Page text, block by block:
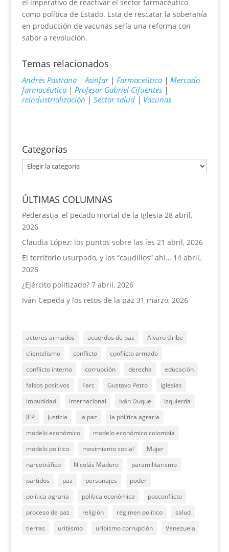
el imperativo de reactivar el sector farmacéutico
como política de Estado. Esta de rescatar la soberanía
en producción de vacunas sería una reforma con
sabor a revolución.
Temas relacionados
Andrés Pastrana|Asinfar| Farmaceútica| Mercado
farmacéutico| Profesor Gabriel Cifuentes|
reindustrialización | Sector salud| Vacunas
Categorías
Categorías
ÚLTIMAS COLUMNAS
Pederastia, el pecado mortal de la Iglesia 28 abril,
2026
Claudia López: los puntos sobre las íes 21 abril, 2026
El territorio usurpado, y los “caudillos” ahí… 14 abril,
2026
¿Ejército politizado? 7 abril, 2026
Iván Cepeda y los retos de la paz 31 marzo, 2026
actores armados acuerdos de paz
Alvaro Uribe
clientelismo
conflicto
conflicto armado
conflicto interno
corrupción derecha
educación
falsos positivos
Farc Gustavo Petro
iglesias
impunidad
internacional Iván Duque
Izquierda
JEP
Justicia la paz
la política agraria
modelo económico
modelo económico colombia
modelo político
movimiento social
Mujer
narcotráfico
Nicolás Maduro
paramilitarismo
partidos
paz personajes
poder
política agraria
política económica
posconflicto
proceso de paz
religión régimen político
salud
tierras
uribismo uribismo corrupción Venezuela